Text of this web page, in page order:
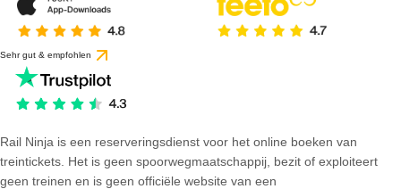
Sehr gut & empfohlen
Rail Ninja is een reserveringsdienst voor het online boeken van
treintickets. Het is geen spoorwegmaatschappij, bezit of exploiteert
geen treinen en is geen officiële website van een